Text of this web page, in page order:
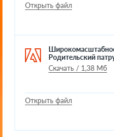
Открыть файл
Родительский
Скачать / 1,38 Мб
Открыть файл